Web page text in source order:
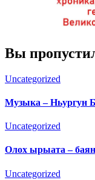
Вы
Uncategorized
Музыка – Ньургун
Uncategorized
Олох ырыата –
Uncategorized